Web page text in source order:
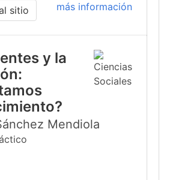
más información
sitio
y la
Mendiola